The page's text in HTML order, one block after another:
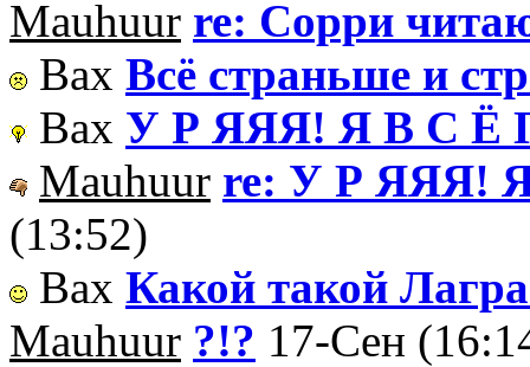
Mauhuur re: Сорри
Вах Всё страньше и
Вах У Р ЯЯЯ! Я В С Ё
Mauhuur re: У Р ЯЯЯ!
(13:52)
Вах Какой такой
Mauhuur ?!? 17-Сен